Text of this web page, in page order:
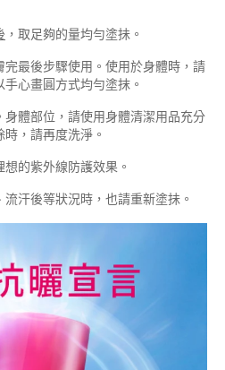
，取足夠的量均勻塗抺。
最後步驟使用。使用於身體時，請
心畫圓方式均勻塗抹。
體部位，請使用身體清潔用品充分
，請再度洗淨。
的紫外線防護效果。
汗後等狀況時，也請重新塗抺。